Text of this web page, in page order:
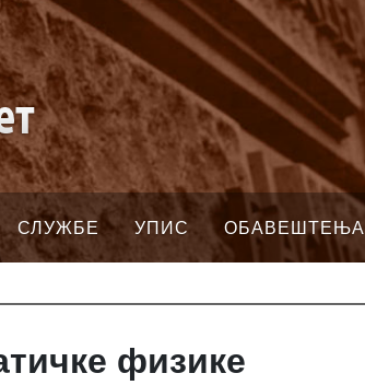
СЛУЖБЕ УПИС ОБАВЕШТЕЊА
физике